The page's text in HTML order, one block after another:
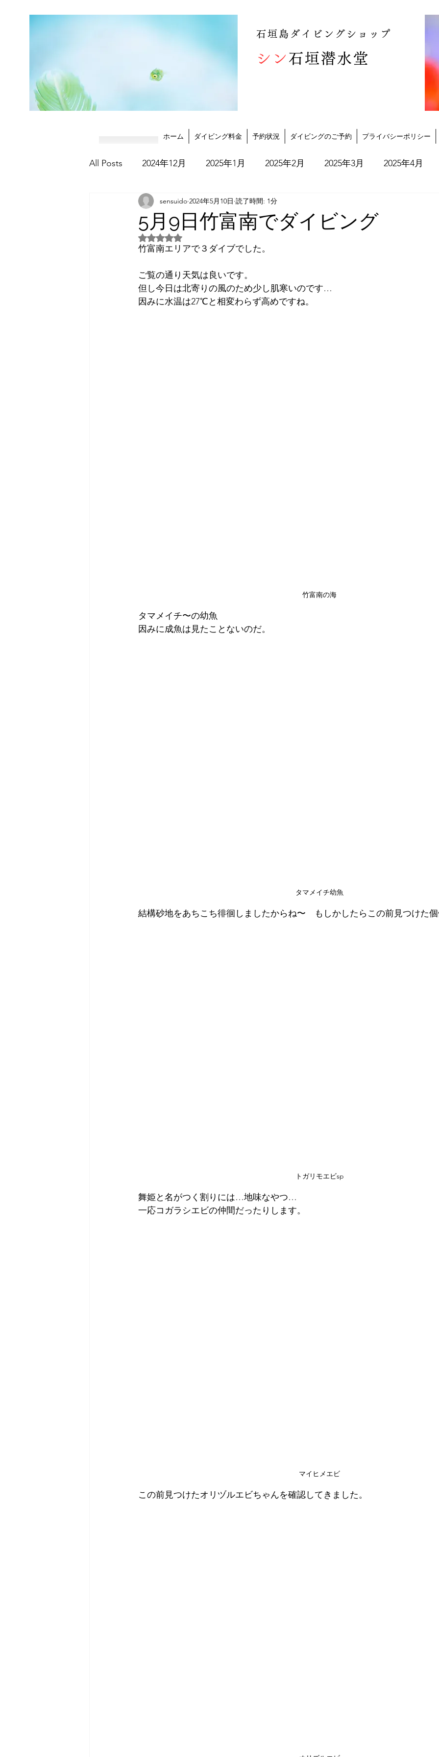
石垣島ダイビングショップ
シン 石垣潜水堂
ホーム ダイビング料金 予約状況 ダイビングのご予約 プライバシーポリシー
All Posts 2024年12月 2025年1月 2025年2月 2025年3月 2025年4月
2025年8月 2025年9月 2025年10月
2026年3月 2026年4月 2026年5月
日常話し 予約状況 石垣島探検
5月9日竹富南でダイビング
sensuido 2024年5月10日 読了時間: 1分
5つ星のうちNaNと評価されています。
竹富南エリアで３ダイブでした。
ご覧の通り天気は良いです。
但し今日は北寄りの風のため少し肌寒いのです…
因みに水温は27℃と相変わらず高めですね。
竹富南の海
タマメイチ〜の幼魚
因みに成魚は見たことないのだ。
タマメイチ幼魚
結構砂地をあちこち徘徊しましたからね〜　もしかしたらこの前見つけた
トガリモエビsp
舞姫と名がつく割りには…地味なやつ…
一応コガラシエビの仲間だったりします。
マイヒメエビ
この前見つけたオリヅルエビちゃんを確認してきました。